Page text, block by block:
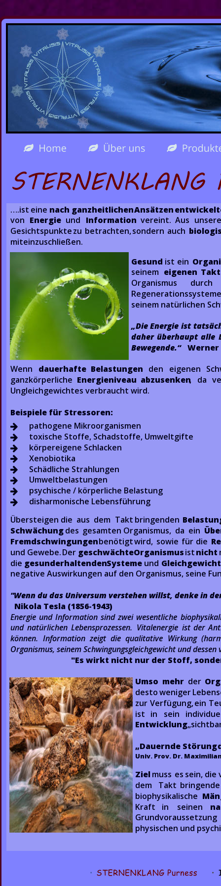
….ist eine nach ganzheitlichen Ansätzen
von Energie und Information vereint. Aus
Gesichtspunkte zu betrachten, sondern auch
miteinzuschließen.
Gesund ist ein
seinem eigenen
Organismus
seinem natürlichen
„Die Energie ist
daher überhaupt alle
Bewegende.“ Werner
Wenn dauerhafte Belastungen den eigenen
ganzkörperliche Energieniveau abzusenken, da
Ungleichgewichtes verbraucht wird.
Beispiele für Stressoren:
 pathogene Mikroorganismen
 toxische Stoffe, Schadstoffe, Umweltgifte
 körpereigene Schlacken
 Xenobiotika
 Schädliche Strahlungen
 Umweltbelastungen
 psychische / körperliche Belastung
 disharmonische Lebensführung
Übersteigen die aus dem Takt bringenden
Schwächungdes gesamten Organismus, da ein
Fremdschwingungenbenötigt wird, sowie für die
und Gewebe. Der geschwächte Organismusist nicht
die gesunderhaltenden Systeme und
negative Auswirkungen auf den Organismus, seine
"Wenn du das Universum verstehen willst, denke in
Nikola Tesla (1856-1943)
Energie und Information sind zwei wesentliche
und natürlichen Lebensprozessen. Vitalenergie ist der
können. Information zeigt die qualitative Wirkung
Organismus, seinem Schwingungsgleichgewicht und
"Es wirkt nicht nur der Stoff,
Umso mehr der
desto weniger
zur Verfügung, ein
ist in sein
Entwicklung
„Dauernde Störung
Univ. Prov. Dr.
Zielmuss es sein, die
dem Takt
biophysikalische
Kraft in seinen
physischen und